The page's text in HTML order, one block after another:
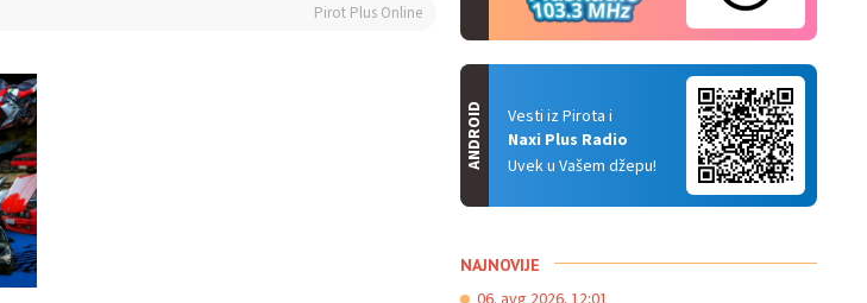
Pirot Plus Online
Vesti iz Pirota i
Naxi Plus Radio
Uvek u Vašem džepu!
ANDROID
NAJNOVIJE